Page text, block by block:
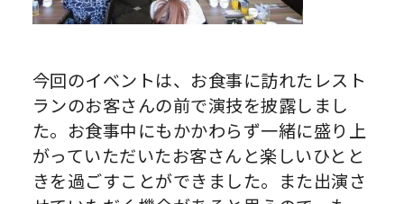
今回のイベントは、お食事に訪れたレスト
ランのお客さんの前で演技を披露しまし
た。お食事中にもかかわらず一緒に盛り上
がっていただいたお客さんと楽しいひとと
きを過ごすことができました。また出演さ